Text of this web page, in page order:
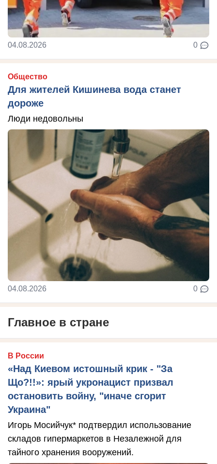
04.08.2026 0
Общество
Для жителей Кишинева вода станет
дороже
Люди недовольны
04.08.2026 0
Главное в стране
В России
«Над Киевом истошный крик - "За
Що?!!»: ярый укронацист призвал
остановить войну, "иначе сгорит
Украина"
Игорь Мосийчук* подтвердил использование
складов гипермаркетов в Незалежной для
тайного хранения вооружений.